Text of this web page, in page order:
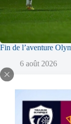
Fin de l’aventure
6 août 2026